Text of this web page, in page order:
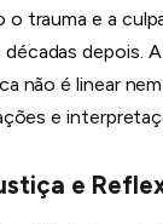
trauma e a
depois.
não é linear
e
e